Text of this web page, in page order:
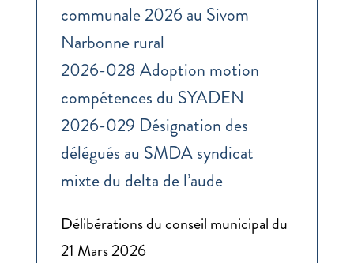
communale 2026 au Sivom
Narbonne rural
2026-028 Adoption motion
compétences du SYADEN
2026-029 Désignation des
délégués au SMDA syndicat
mixte du delta de l’aude
Délibérations du conseil municipal du
21 Mars 2026